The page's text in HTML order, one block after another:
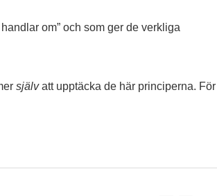
om” och som ger de verkliga
självatt upptäcka de här principerna. För